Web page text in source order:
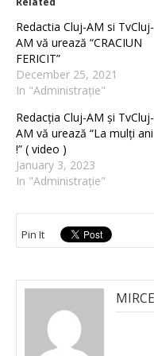
Redactia Cluj-AM si TvCluj-
AM vă urează “CRACIUN
FERICIT”
December 25, 2021
In "Administrație"
Redacția Cluj-AM și TvCluj-
AM vă urează “La mulți ani
!” ( video )
January 3, 2023
In "Administrație"
Pin It